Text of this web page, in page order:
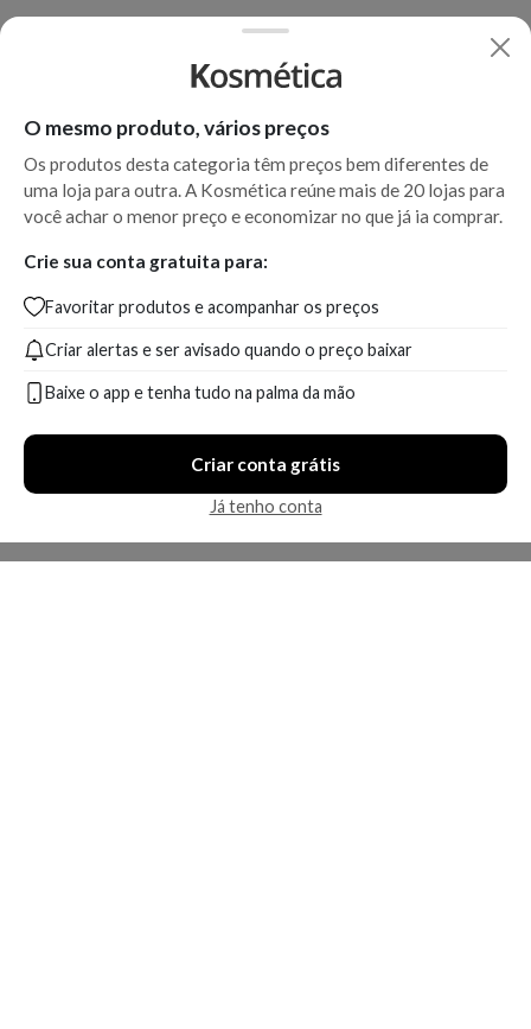
O mesmo produto, vários preços
Os produtos desta categoria têm preços bem diferentes de
uma loja para outra. A Kosmética reúne mais de 20 lojas para
você achar o menor preço e economizar no que já ia comprar.
Crie sua conta gratuita para:
Favoritar produtos e acompanhar os preços
Criar alertas e ser avisado quando o preço baixar
Baixe o app e tenha tudo na palma da mão
Criar conta grátis
Já tenho conta